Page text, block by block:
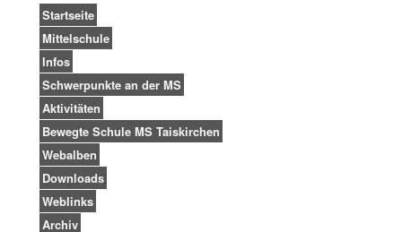
Startseite
Mittelschule
Infos
Schwerpunkte an der MS
Aktivitäten
Bewegte Schule MS Taiskirchen
Webalben
Downloads
Weblinks
Archiv